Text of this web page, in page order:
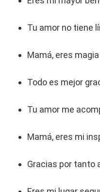
Tu amor no tiene
Mamá, eres
Todo es mejor
Tu amor me
Mamá, eres mi
Gracias por tanto